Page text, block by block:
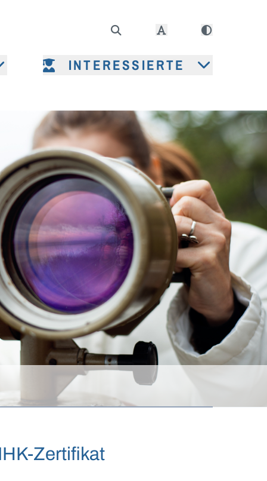
INTERESSIERTE
Zertifikat